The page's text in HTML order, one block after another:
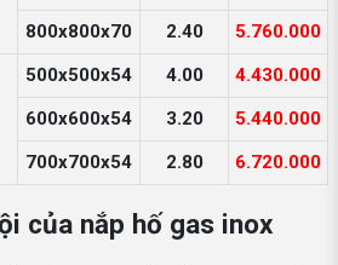
800x800x70
2.40 5.760.000
500x500x54 4.00
4.430.000
600x600x54
3.20
5.440.000
700x700x54
2.80 6.720.000
của nắp hố gas inox